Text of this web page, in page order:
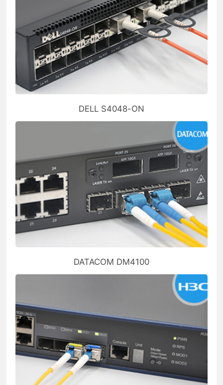
DELL S4048-ON
DATACOM DM4100